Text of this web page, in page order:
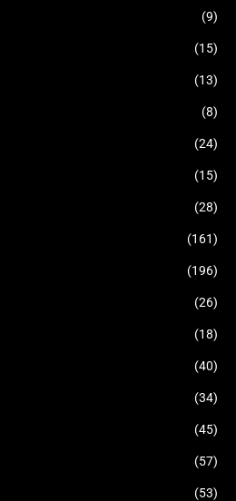
(9)
(15)
(13)
(8)
(24)
(15)
(28)
(161)
(196)
(26)
(18)
(40)
(34)
(45)
(57)
(53)